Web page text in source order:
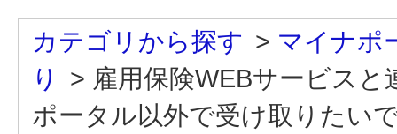
カテゴリから探す > マイナポ
り
> 雇用保険WEBサービス
ポータル以外で受け取りたい